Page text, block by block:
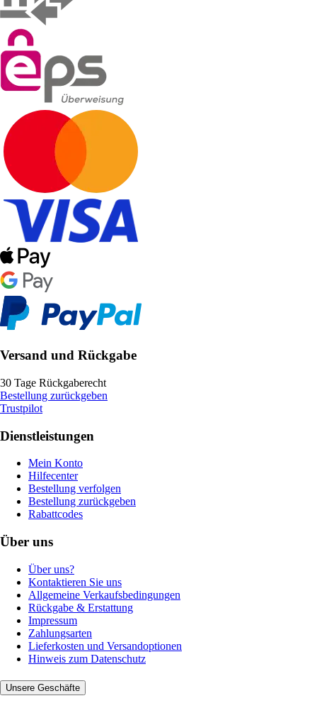
Versand und Rückgabe
30 Tage Rückgaberecht
Bestellung zurückgeben
Trustpilot
Dienstleistungen
Mein Konto
Hilfecenter
Bestellung verfolgen
Bestellung zurückgeben
Rabattcodes
Über uns
Über uns?
Kontaktieren Sie uns
Allgemeine Verkaufsbedingungen
Rückgabe & Erstattung
Impressum
Zahlungsarten
Lieferkosten und Versandoptionen
Hinweis zum Datenschutz
Unsere Geschäfte